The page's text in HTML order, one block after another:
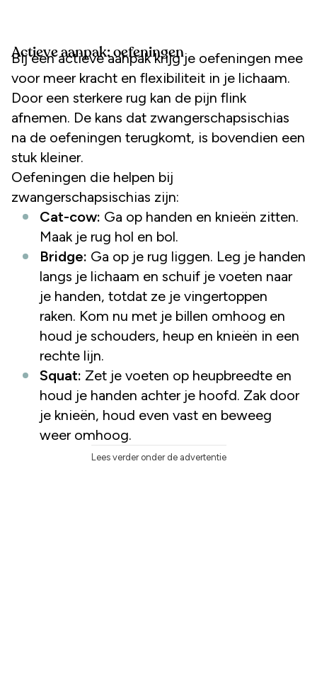
Actieve aanpak: oefeningen
Bij een actieve aanpak krijg je oefeningen mee
voor meer kracht en flexibiliteit in je lichaam.
Door een sterkere rug kan de pijn flink
afnemen. De kans dat zwangerschapsischias
na de oefeningen terugkomt, is bovendien een
stuk kleiner.
Oefeningen die helpen bij
zwangerschapsischias zijn:
Cat-cow: Ga op handen en knieën zitten.
Maak je rug hol en bol.
Bridge: Ga op je rug liggen. Leg je handen
langs je lichaam en schuif je voeten naar
je handen, totdat ze je vingertoppen
raken. Kom nu met je billen omhoog en
houd je schouders, heup en knieën in een
rechte lijn.
Squat: Zet je voeten op heupbreedte en
houd je handen achter je hoofd. Zak door
je knieën, houd even vast en beweeg
weer omhoog.
Lees verder onder de advertentie